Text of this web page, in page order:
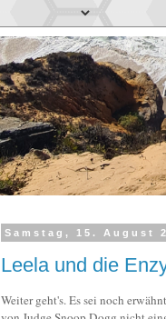
Samstag, 15. August
Leela und die
Weiter geht's. Es sei noch